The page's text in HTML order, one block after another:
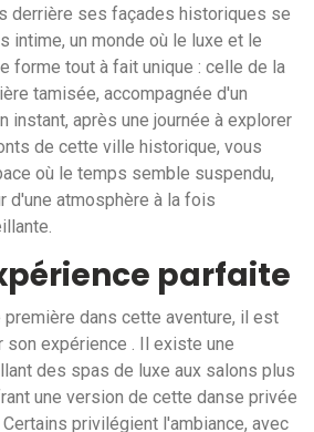
derrière ses façades historiques se
intime, un monde où le luxe et le
forme tout à fait unique : celle de la
tamisée, accompagnée d'un
instant, après une journée à explorer
de cette ville historique, vous
où le temps semble suspendu,
d'une atmosphère à la fois
parfaite
dans cette aventure, il est
son expérience . Il existe une
des spas de luxe aux salons plus
une version de cette danse privée
privilégient l'ambiance, avec